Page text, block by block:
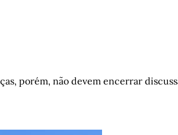
porém, não devem encerrar